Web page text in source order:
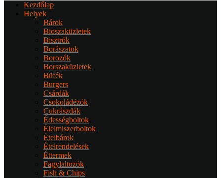
Kezdőlap
Helyek
Bárok
Bioszaküzletek
Bisztrók
Borászatok
Borozók
Borszaküzletek
Büfék
Burgers
Csárdák
Csokoládézók
Cukrászdák
Édességboltok
Élelmiszerboltok
Ételbárok
Ételrendelések
Éttermek
Fagylaltozók
Fish & Chips